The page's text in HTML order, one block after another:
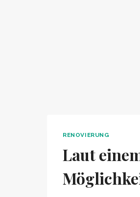
RENOVIERUNG
Laut